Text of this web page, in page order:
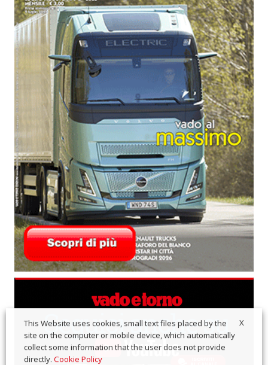
X
This Website uses cookies, small text files placed by the
site on the computer or mobile device, which automatically
collect some information that the user does not provide
directly. Cookie Policy